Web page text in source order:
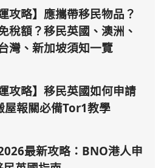
攻略】應攜帶移民物品？
稅額？移民英國、澳洲、
灣、新加坡須知一覽
攻略】移民英國如何申請
屋報關必備Tor1教學
最新攻略：BNO港人申